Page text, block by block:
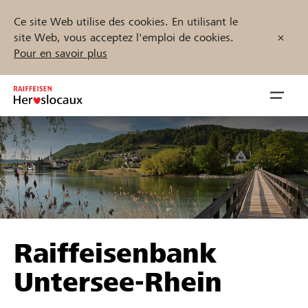
Ce site Web utilise des cookies. En utilisant le
site Web, vous acceptez l'emploi de cookies.
Pour en savoir plus
Inhalt
springen
öffnen
Parrainer
Soutien & assistance
Trouvez des projets et des organisations
Démarrez maintenant
Raiffeisenbank
Untersee-Rhein